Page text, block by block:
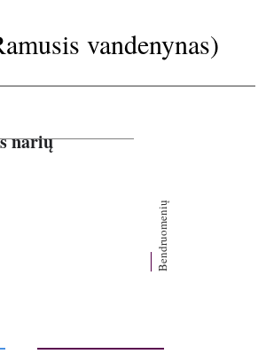
vandenynas)
narių
Bendruomenių